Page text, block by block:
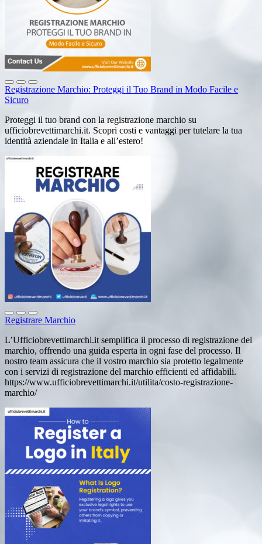
Registrazione Marchio: Proteggi il Tuo Brand in Modo Facile e
Sicuro
Proteggi il tuo brand con la registrazione marchio su
ufficiobrevettimarchi.it. Scopri costi e vantaggi per tutelare la tua
identità aziendale in Italia e all’estero!
Registrare Marchio
L’Ufficiobrevettimarchi.it semplifica il processo di registrazione del
marchio, offrendo una guida esperta in ogni fase del processo. Il
nostro team assicura che il vostro marchio sia protetto legalmente
con i servizi di registrazione del marchio efficienti ed affidabili.
https://www.ufficiobrevettimarchi.it/utilita/costo-registrazione-
marchio/